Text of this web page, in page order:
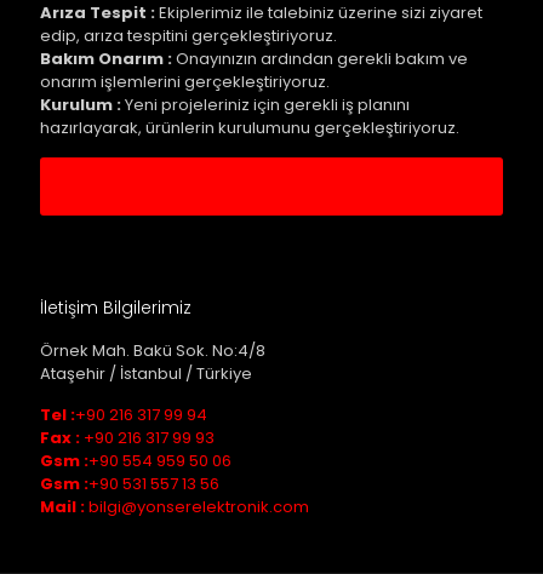
Arıza Tespit :Ekiplerimiz ile talebiniz üzerine sizi ziyaret
edip, arıza tespitini gerçekleştiriyoruz.
Bakım Onarım :Onayınızın ardından gerekli bakım ve
onarım işlemlerini gerçekleştiriyoruz.
Kurulum :Yeni projeleriniz için gerekli iş planını
hazırlayarak, ürünlerin kurulumunu gerçekleştiriyoruz.
İletişim Bilgilerimiz
Örnek Mah. Bakü Sok. No:4/8
Ataşehir / İstanbul / Türkiye
Tel :+90 216 317 99 94
Fax : +90 216 317 99 93
Gsm :+90 554 959 50 06
Gsm :+90 531 557 13 56
Mail :bilgi@yonserelektronik.com